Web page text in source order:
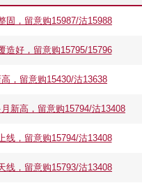
固，留意购15987/沽15988
造好，留意购15795/15796
，留意购15430/沽13638
新高，留意购15794/沽13408
线，留意购15794/沽13408
线，留意购15793/沽13408